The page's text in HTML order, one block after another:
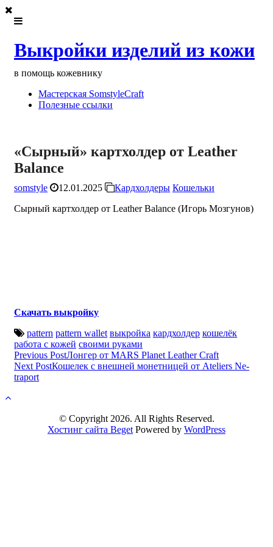
Выкройки изделий из кожи
в помощь кожевнику
Мастерская SomstyleCraft
Полезные ссылки
«Сырный» картхолдер от Leather
Balance
somstyle 12.01.2025 Кардхолдеры Кошельки
Сырный картхолдер от Leather Balance (Игорь Мозгунов)
Скачать выкройку
pattern pattern wallet выкройка кардхолдер кошелёк
работа с кожей своими руками
Post
navigation
Previous PostЛонгер от MARS Planet Leather Craft
Next PostКошелек с внешней монетницей от Ateliers Ne-
traport
© Copyright 2026. All Rights Reserved.
Хостинг сайта Beget Powered by WordPress